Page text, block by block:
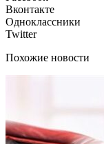
Вконтакте
Одноклассники
Twitter
Похожие новости